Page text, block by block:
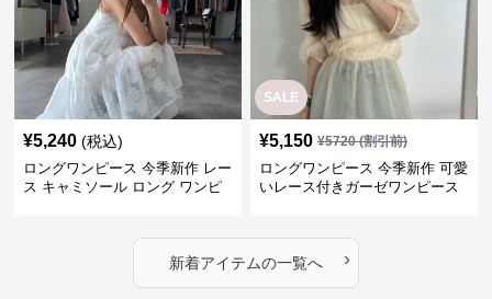
¥5,240 (税込)
ロングワンピース 今季新作 レー
ス キャミソール ロング ワンピ
SALE
¥5,150 ¥5720(割引前)
ロングワンピース 今季新作 可愛
いレース付きガーゼワンピース
新着アイテムの一覧へ ›